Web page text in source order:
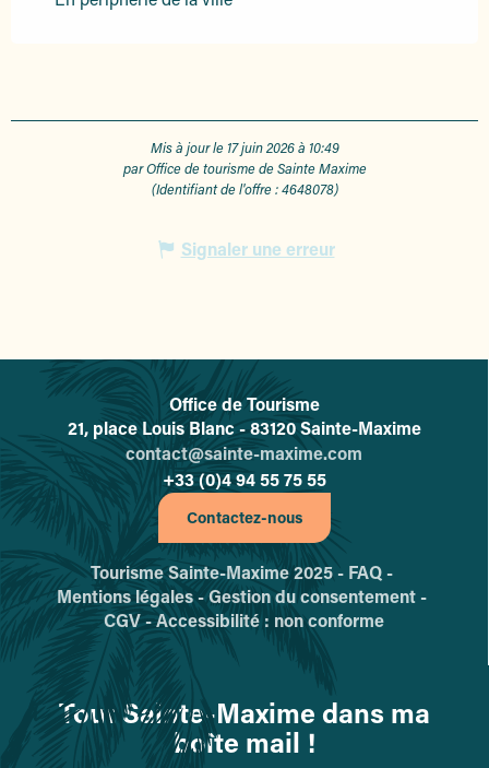
Mis à jour le 17 juin 2026 à 10:49
par Office de tourisme de Sainte Maxime
(Identifiant de l'offre :4648078)
Signaler une erreur
L'office de tourisme de Sainte-
Office de Tourisme
21, place Louis Blanc - 83120 Sainte-Maxime
contact@sainte-maxime.com
+33 (0)4 94 55 75 55
Contactez-nous
Tourisme Sainte-Maxime 2025 - FAQ -
Mentions légales -Gestion du consentement -
CGV -Accessibilité : non conforme
Tout Sainte-Maxime dans ma
boîte mail !